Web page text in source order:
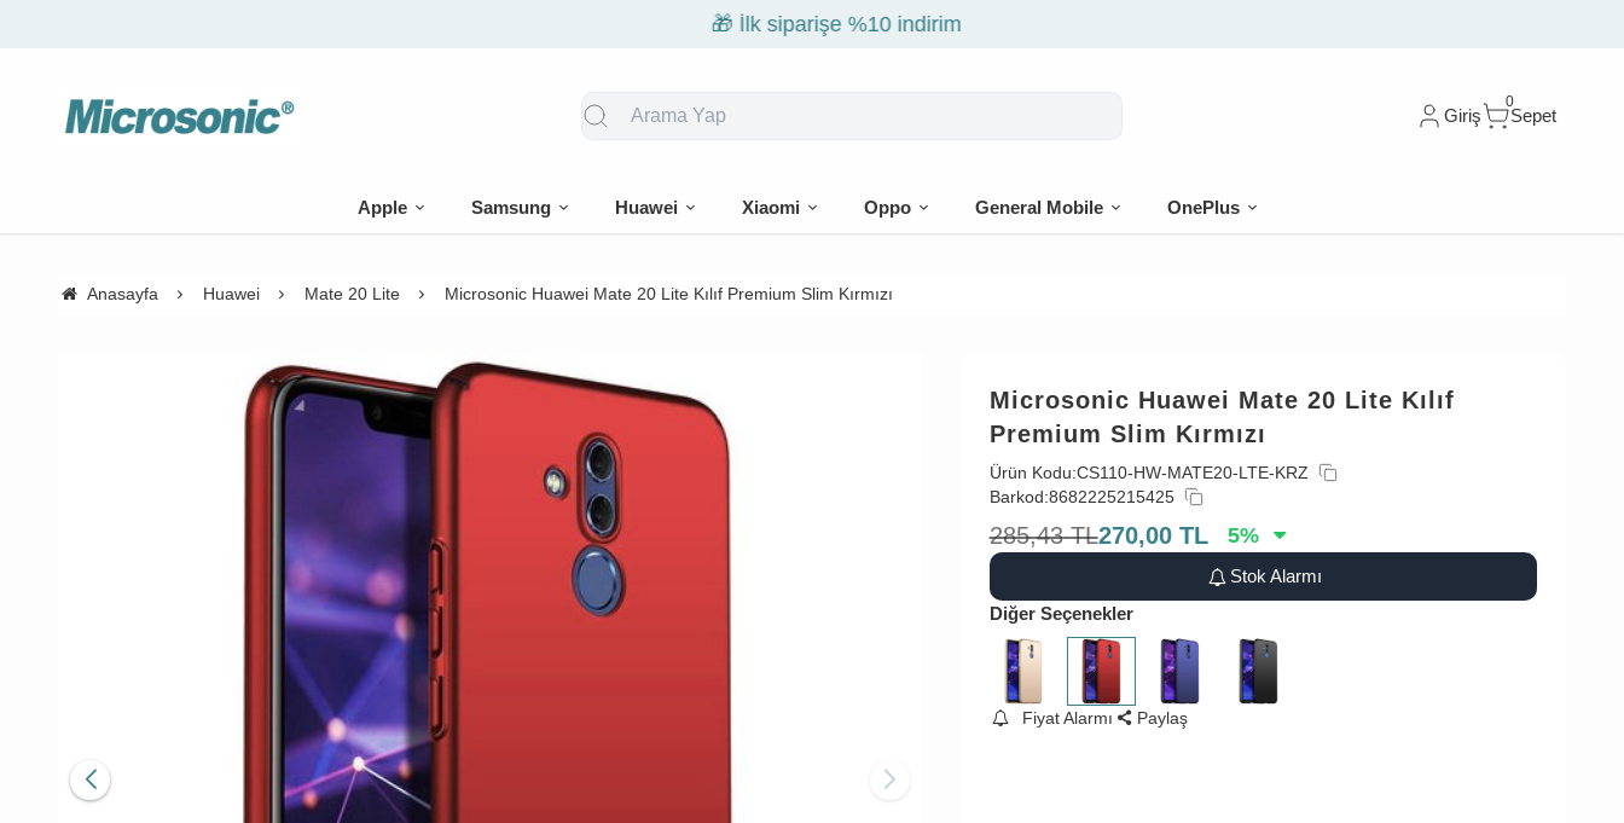
🎁 İlk siparişe %10 indirim
Giriş
0
Sepet
Apple Samsung Huawei Xiaomi Oppo General Mobile OnePlus
Anasayfa Huawei Mate 20 Lite Microsonic Huawei Mate 20 Lite Kılıf Premium Slim Kırmızı
Microsonic Huawei Mate 20 Lite Kılıf
Premium Slim Kırmızı
Ürün Kodu:CS110-HW-MATE20-LTE-KRZ
Barkod:8682225215425
285,43 TL270,00 TL 5%
Stok Alarmı
Diğer Seçenekler
Fiyat Alarmı Paylaş